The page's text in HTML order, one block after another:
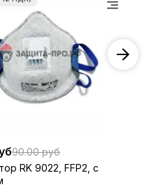
90.00 руб
RK 9022, FFP2, с